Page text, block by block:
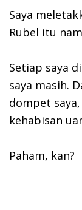
Saya
Rubel itu
Setiap saya
saya masih.
dompet
kehabisan
Paham, kan?